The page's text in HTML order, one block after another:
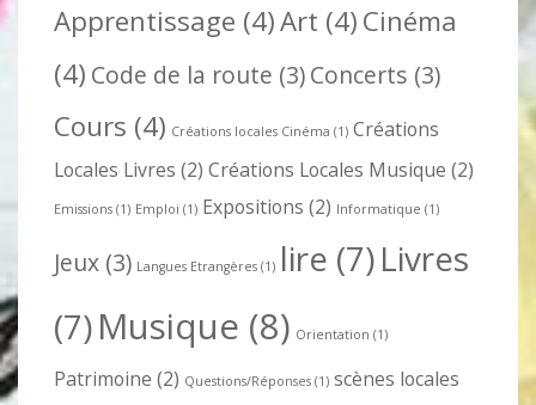
Apprentissage (4)Art (4) Cinéma
(4) Code de la route (3)Concerts (3)
Cours (4) Créations locales Cinéma (1) Créations
Locales Livres (2) Créations Locales Musique (2)
Emissions (1) Emploi (1) Expositions (2) Informatique (1)
Jeux (3) Langues Etrangères (1) lire (7)Livres
(7)Musique (8) Orientation (1)
Patrimoine (2) Questions/Réponses (1) scènes locales